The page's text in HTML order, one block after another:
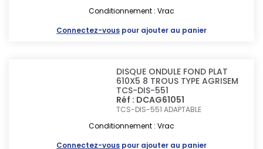
Conditionnement : Vrac
Connectez-vous pour ajouter au panier
DISQUE ONDULE FOND PLAT
610X5 8 TROUS TYPE AGRISEM
TCS-DIS-551
Réf : DCAG61051
TCS-DIS-551ADAPTABLE
Conditionnement : Vrac
Connectez-vous pour ajouter au panier